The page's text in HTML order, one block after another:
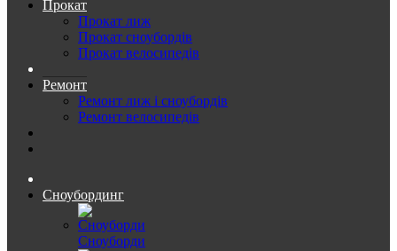
Прокат
Прокат лиж
Прокат сноубордів
Прокат велосипедів
Ремонт
Ремонт лиж і сноубордів
Ремонт велосипедів
Сноубординг
Сноуборди